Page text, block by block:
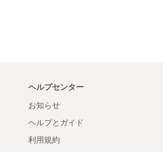
ヘルプセンター
お知らせ
ヘルプとガイド
利用規約